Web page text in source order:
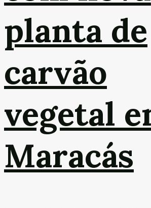
planta de
carvão
vegetal
Maracás